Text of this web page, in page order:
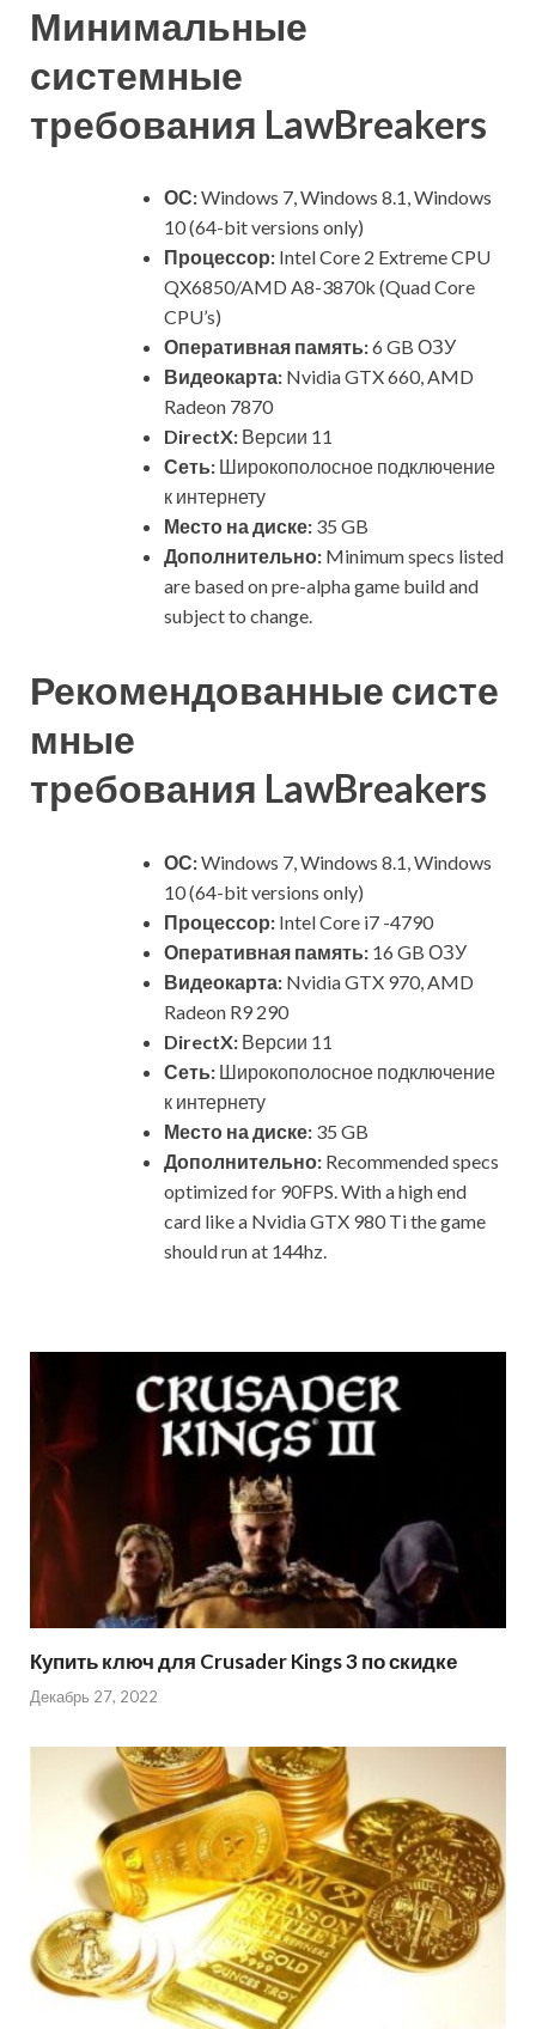
Минимальные
системные
требования LawBreakers
ОС:Windows 7, Windows 8.1, Windows
10 (64-bit versions only)
Процессор: Intel Core 2 Extreme CPU
QX6850/AMD A8-3870k (Quad Core
CPU’s)
Оперативная память:6 GB ОЗУ
Видеокарта: Nvidia GTX 660, AMD
Radeon 7870
DirectX: Версии 11
Сеть: Широкополосное подключение
к интернету
Место на диске: 35 GB
Дополнительно: Minimum specs listed
are based on pre-alpha game build and
subject to change.
Рекомендованные систе
мные
требования LawBreakers
ОС:Windows 7, Windows 8.1, Windows
10 (64-bit versions only)
Процессор: Intel Core i7 -4790
Оперативная память: 16 GB ОЗУ
Видеокарта: Nvidia GTX 970, AMD
Radeon R9 290
DirectX: Версии 11
Сеть: Широкополосное подключение
к интернету
Место на диске: 35 GB
Дополнительно: Recommended specs
optimized for 90FPS. With a high end
card like a Nvidia GTX 980 Ti the game
should run at 144hz.
Купить ключ для Crusader Kings 3 по скидке
Декабрь 27, 2022